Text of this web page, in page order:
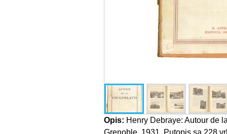
Opis: Henry Debraye: Autour de
Grenoble, 1931. Putopis sa 228